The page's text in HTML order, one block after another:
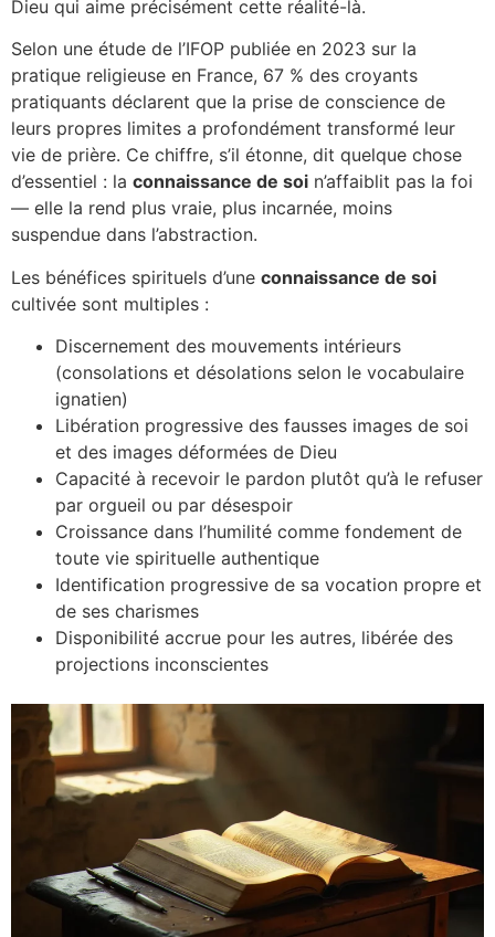
Dieu qui aime précisément cette réalité-là.
Selon une étude de l’IFOP publiée en 2023 sur la
pratique religieuse en France, 67 % des croyants
pratiquants déclarent que la prise de conscience de
leurs propres limites a profondément transformé leur
vie de prière. Ce chiffre, s’il étonne, dit quelque chose
d’essentiel : la connaissance de soi n’affaiblit pas la foi
— elle la rend plus vraie, plus incarnée, moins
suspendue dans l’abstraction.
Les bénéfices spirituels d’une connaissance de soi
cultivée sont multiples :
Discernement des mouvements intérieurs
(consolations et désolations selon le vocabulaire
ignatien)
Libération progressive des fausses images de soi
et des images déformées de Dieu
Capacité à recevoir le pardon plutôt qu’à le refuser
par orgueil ou par désespoir
Croissance dans l’humilité comme fondement de
toute vie spirituelle authentique
Identification progressive de sa vocation propre et
de ses charismes
Disponibilité accrue pour les autres, libérée des
projections inconscientes